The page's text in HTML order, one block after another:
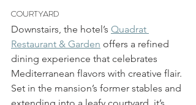
COURTYARD
Downstairs, the hotel’s Quadrat
Restaurant & Garden offers a refined
dining experience that celebrates
Mediterranean flavors with creative flair.
Set in the mansion’s former stables and